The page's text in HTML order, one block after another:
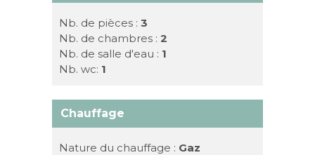
Nb. de pièces :3
Nb. de chambres :2
Nb. de salle d'eau : 1
Nb. wc: 1
Chauffage
Nature du chauffage : Gaz